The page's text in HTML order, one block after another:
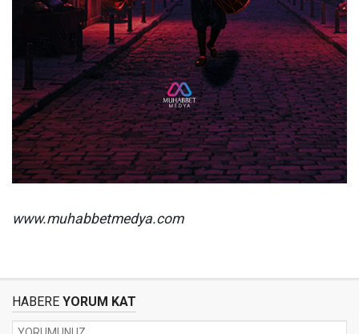
www.muhabbetmedya.com
HABERE YORUM KAT